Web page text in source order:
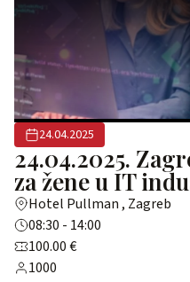
24.04.2025
24.04.2025.
za žene u IT
Hotel Pullman , Zagreb
08:30 - 14:00
100.00 €
1000